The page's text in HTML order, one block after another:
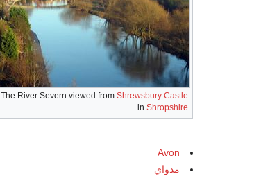
The River Severn viewed from Shrewsbury Castle
in Shropshire
Avon
مدواي